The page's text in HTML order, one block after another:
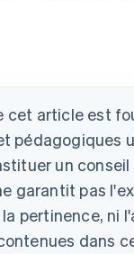
cet article est
pédagogiques
un
garantit pas
pertinence, ni
dans
DeutschEnglish